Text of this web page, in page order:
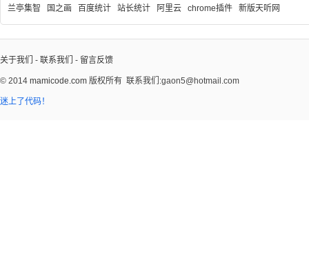
兰亭集智 国之画 百度统计 站长统计 阿里云 chrome插件 新版天听网
关于我们 - 联系我们 - 留言反馈
© 2014 mamicode.com 版权所有 联系我们:gaon5@hotmail.com
迷上了代码！